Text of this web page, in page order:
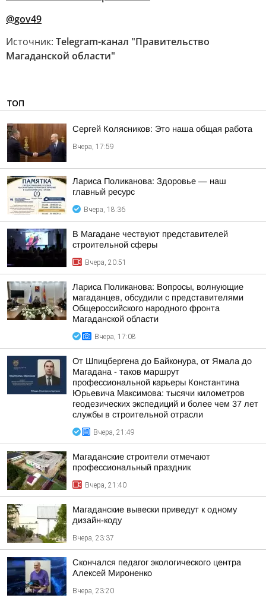
@gov49
Источник: Telegram-канал "Правительство
Магаданской области"
ТОП
Сергей Колясников: Это наша общая работа
Вчера, 17:59
Лариса Поликанова: Здоровье — наш
главный ресурс
Вчера, 18:36
В Магадане чествуют представителей
строительной сферы
Вчера, 20:51
Лариса Поликанова: Вопросы, волнующие
магаданцев, обсудили с представителями
Общероссийского народного фронта
Магаданской области
Вчера, 17:08
От Шпицбергена до Байконура, от Ямала до
Магадана - таков маршрут
профессиональной карьеры Константина
Юрьевича Максимова: тысячи километров
геодезических экспедиций и более чем 37 лет
службы в строительной отрасли
Вчера, 21:49
Магаданские строители отмечают
профессиональный праздник
Вчера, 21:40
Магаданские вывески приведут к одному
дизайн-коду
Вчера, 23:37
Скончался педагог экологического центра
Алексей Мироненко
Вчера, 23:20